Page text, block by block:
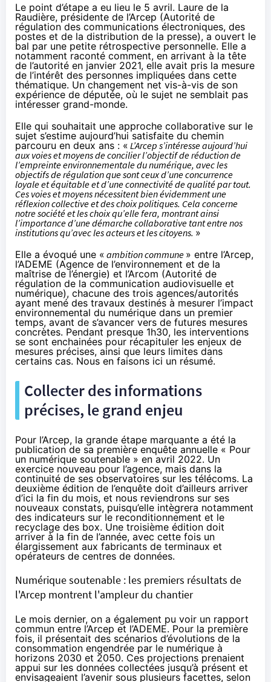
Le point d’étape a eu lieu le 5 avril. Laure de la
Raudière, présidente de l’Arcep (Autorité de
régulation des communications électroniques, des
postes et de la distribution de la presse), a ouvert le
bal par une petite rétrospective personnelle. Elle a
notamment raconté comment, en arrivant à la tête
de l’autorité en janvier 2021, elle avait pris la mesure
de l’intérêt des personnes impliquées dans cette
thématique. Un changement net vis-à-vis de son
expérience de députée, où le sujet ne semblait pas
intéresser grand-monde.
Elle qui souhaitait une approche collaborative sur le
sujet s’estime aujourd’hui satisfaite du chemin
parcouru en deux ans : « L’Arcep s’intéresse aujourd’hui
aux voies et moyens de concilier l’objectif de réduction de
l’empreinte environnementale du numérique, avec les
objectifs de régulation que sont ceux d’une concurrence
loyale et équitable et d’une connectivité de qualité par tout.
Ces voies et moyens nécessitent bien évidemment une
réflexion collective et des choix politiques. Cela concerne
notre société et les choix qu’elle fera, montrant ainsi
l’importance d’une démarche collaborative tant entre nos
institutions qu’avec les acteurs et les citoyens. »
Elle a évoqué une « ambition commune » entre l’Arcep,
l’ADEME (Agence de l’environnement et de la
maîtrise de l’énergie) et l’Arcom (Autorité de
régulation de la communication audiovisuelle et
numérique), chacune des trois agences/autorités
ayant mené des travaux destinés à mesurer l’impact
environnemental du numérique dans un premier
temps, avant de s’avancer vers de futures mesures
concrètes. Pendant presque 1h30, les interventions
se sont enchainées pour récapituler les enjeux de
mesures précises, ainsi que leurs limites dans
certains cas. Nous en faisons ici un résumé.
Collecter des informations
précises, le grand enjeu
Pour l’Arcep, la grande étape marquante a été la
publication de sa première enquête annuelle « Pour
un numérique soutenable » en avril 2022. Un
exercice nouveau pour l’agence, mais dans la
continuité de ses observatoires sur les télécoms. La
deuxième édition de l’enquête doit d’ailleurs arriver
d’ici la fin du mois, et nous reviendrons sur ses
nouveaux constats, puisqu’elle intègrera notamment
des indicateurs sur le reconditionnement et le
recyclage des box. Une troisième édition doit
arriver à la fin de l’année, avec cette fois un
élargissement aux fabricants de terminaux et
opérateurs de centres de données.
Numérique soutenable : les premiers résultats de
l'Arcep montrent l'ampleur du chantier
Le mois dernier, on a également pu voir un rapport
commun entre l’Arcep et l’ADEME. Pour la première
fois, il présentait des scénarios d’évolutions de la
consommation engendrée par le numérique à
horizons 2030 et 2050. Ces projections prenaient
appui sur les données collectées jusqu’à présent et
envisageaient l’avenir sous plusieurs facettes, selon